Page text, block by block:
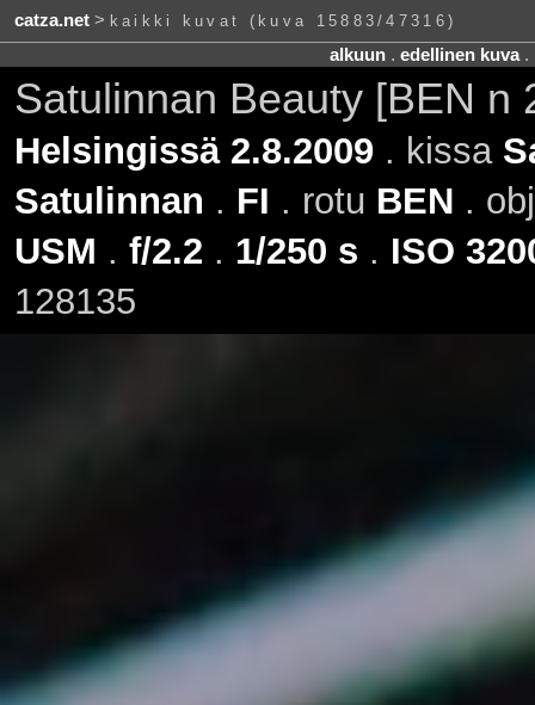
catza.net> kaikki kuvat (kuva 15883/47316)
alkuun. edellinen kuva.
Satulinnan Beauty [BEN n
Helsingissä 2.8.2009 . kissa
Satulinnan . FI . rotu BEN .
USM . f/2.2 . 1/250 s . ISO
128135